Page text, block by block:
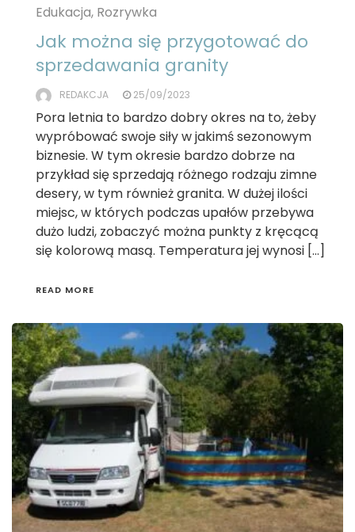
Edukacja, Rozrywka
Jak można się przygotować do
sprzedawania granity
REDAKCJA 25/09/2023
Pora letnia to bardzo dobry okres na to, żeby
wypróbować swoje siły w jakimś sezonowym
biznesie. W tym okresie bardzo dobrze na
przykład się sprzedają różnego rodzaju zimne
desery, w tym również granita. W dużej ilości
miejsc, w których podczas upałów przebywa
dużo ludzi, zobaczyć można punkty z kręcącą
się kolorową masą. Temperatura jej wynosi […]
READ MORE